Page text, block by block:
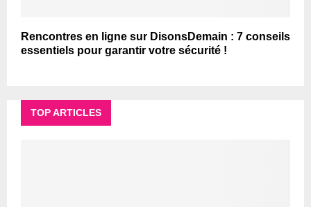
Rencontres en ligne sur DisonsDemain : 7 conseils
essentiels pour garantir votre sécurité !
TOP ARTICLES